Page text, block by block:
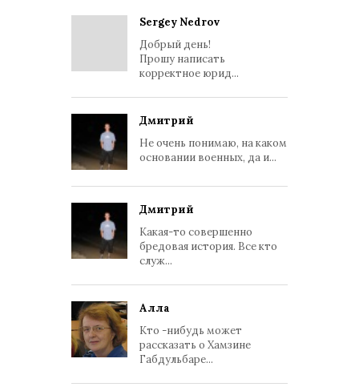
Sergey Nedrov
Добрый день!
Прошу написать
корректное юрид...
Дмитрий
Не очень понимаю, на каком
основании военных, да и...
Дмитрий
Какая-то совершенно
бредовая история. Все кто
служ...
Алла
Кто -нибудь может
рассказать о Хамзине
Габдульбаре...